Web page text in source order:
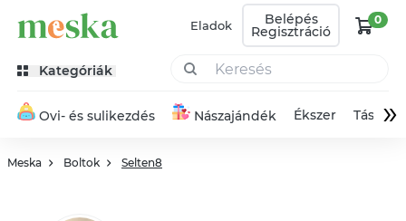
Eladok Belépés
Regisztráció
0
Kategóriák
Ovi- és sulikezdés Nászajándék Ékszer Táska»
Meska Boltok Selten8